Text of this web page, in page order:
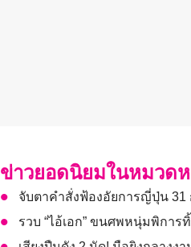
ข่าวยอดนิยมในหมวด
จับตาคำสั่งฟ้องอัยการญี่ปุ่น
รวบ “ไอ้เอก” ขนศพหนุ่มพิกา